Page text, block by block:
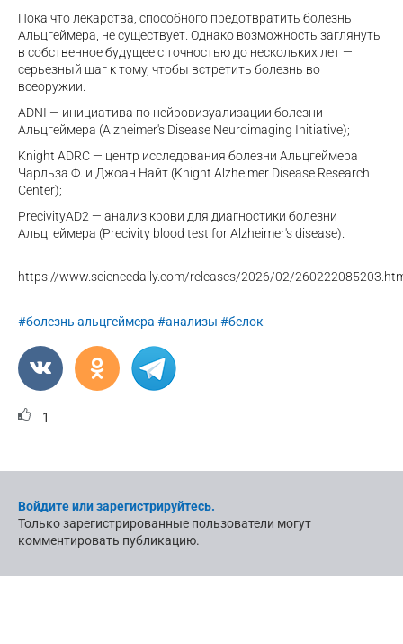
Пока что лекарства, способного предотвратить болезнь
Альцгеймера, не существует. Однако возможность заглянуть
в собственное будущее с точностью до нескольких лет —
серьезный шаг к тому, чтобы встретить болезнь во
всеоружии.
ADNI — инициатива по нейровизуализации болезни
Альцгеймера (Alzheimer's Disease Neuroimaging Initiative);
Knight ADRC — центр исследования болезни Альцгеймера
Чарльза Ф. и Джоан Найт (Knight Alzheimer Disease Research
Center);
PrecivityAD2 — анализ крови для диагностики болезни
Альцгеймера (Precivity blood test forAlzheimer'sdisease).
https://wwwsciencedaily.com/releases/2026/02/260222085203.
#болезнь альцгеймера #анализы #белок
1
Войдите или зарегистрируйтесь.
Только зарегистрированные пользователи могут
комментировать публикацию.